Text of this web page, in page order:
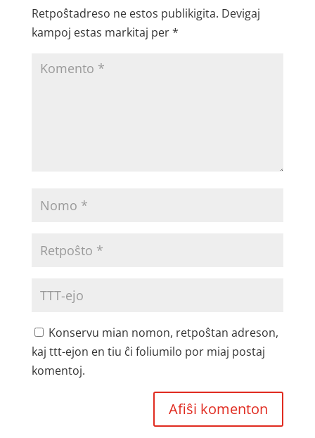
Retpoŝtadreso ne estos publikigita. Devigaj
kampoj estas markitaj per*
Konservu mian nomon, retpoŝtan adreson,
kaj ttt-ejon en tiu ĉi foliumilo por miaj postaj
komentoj.